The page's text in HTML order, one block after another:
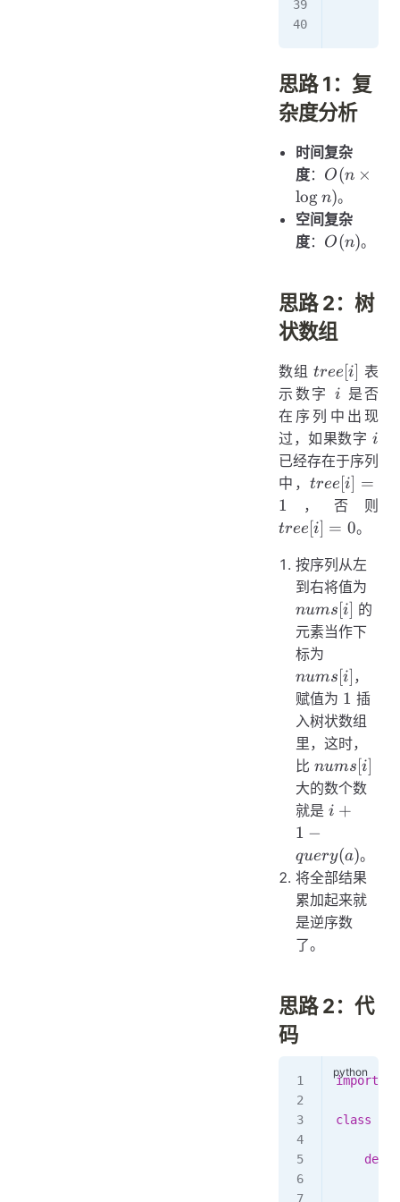
思路 1：复
杂度分析
时间复杂
度： O(n
\times
\log
n)
O(n ×
log n)。
空间复杂
度： O(n)
O(n)。
思路 2：树
状数组
数组tree[i]
tree [i] 表
示数字 i
i 是否
在序列中出现
过，如果数字 i
i
已经存在于序列
中，tree[i]
= 1
tree [i] =
1 ，否则
tree [i] = 0。
按序列从左
到右将值为
nums [i] 的
元素当作下
标为
nums [i] ，
赋值为 1
1 插
入树状数组
里，这时，
比nums[i]
nums [i]
大的数个数
就是i + 1 -
i +
1 −
query(a)。
将全部结果
累加起来就
是逆序数
了。
思路 2：代
码
import
class
    def